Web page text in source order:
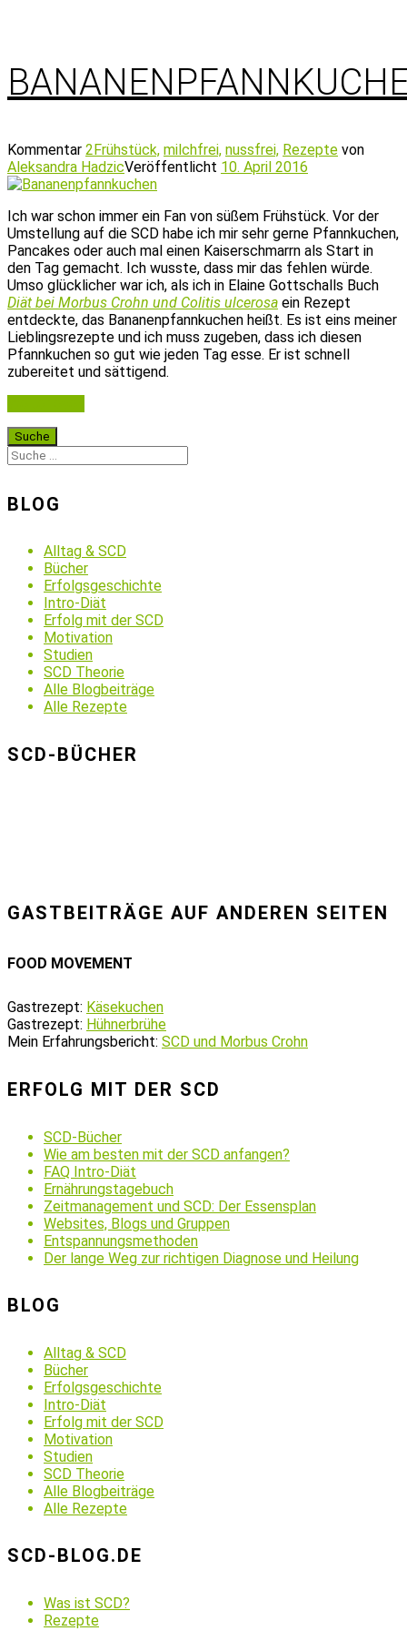
Kommentar 2Frühstück, milchfrei, nussfrei, Rezepte von
Aleksandra HadzicVeröffentlicht 10. April 2016
Ich war schon immer ein Fan von süßem Frühstück. Vor der
Umstellung auf die SCD habe ich mir sehr gerne Pfannkuchen,
Pancakes oder auch mal einen Kaiserschmarrn als Start in
den Tag gemacht. Ich wusste, dass mir das fehlen würde.
Umso glücklicher war ich, als ich in Elaine Gottschalls Buch
Diät bei Morbus Crohn und Colitis ulcerosa ein Rezept
entdeckte, das Bananenpfannkuchen heißt. Es ist eins meiner
Lieblingsrezepte und ich muss zugeben, dass ich diesen
Pfannkuchen so gut wie jeden Tag esse. Er ist schnell
zubereitet und sättigend.
BLOG
Alltag & SCD
Bücher
Erfolgsgeschichte
Intro-Diät
Erfolg mit der SCD
Motivation
Studien
SCD Theorie
Alle Blogbeiträge
Alle Rezepte
SCD-BÜCHER
GASTBEITRÄGE AUF ANDEREN SEITEN
FOOD MOVEMENT
Gastrezept: Käsekuchen
Gastrezept: Hühnerbrühe
Mein Erfahrungsbericht: SCD und Morbus Crohn
ERFOLG MIT DER SCD
SCD-Bücher
Wie am besten mit der SCD anfangen?
FAQ Intro-Diät
Ernährungstagebuch
Zeitmanagement und SCD: Der Essensplan
Websites, Blogs und Gruppen
Entspannungsmethoden
Der lange Weg zur richtigen Diagnose und Heilung
BLOG
Alltag & SCD
Bücher
Erfolgsgeschichte
Intro-Diät
Erfolg mit der SCD
Motivation
Studien
SCD Theorie
Alle Blogbeiträge
Alle Rezepte
SCD-BLOG.DE
Was ist SCD?
Rezepte